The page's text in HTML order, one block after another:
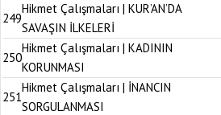
249
Hikmet Çalışmaları | KUR’AN’DA
SAVAŞIN İLKELERİ
250
Hikmet Çalışmaları | KADININ
KORUNMASI
251
Hikmet Çalışmaları | İNANCIN
SORGULANMASI